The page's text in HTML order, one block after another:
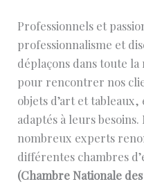
Professionnels et
professionnalisme et
déplaçons dans toute la
pour rencontrer nos
objets d’art et
adaptés à leurs
nombreux experts
différentes chambres
(Chambre Nationale